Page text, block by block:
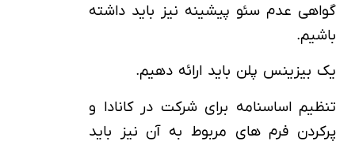
گواهی عدم سئو پیشینه نیز باید داشته
باشیم.
یک بیزینس پلن باید ارائه دهیم.
تنظیم اساسنامه برای شرکت در کانادا و
پرکردن فرم های مربوط به آن نیز باید